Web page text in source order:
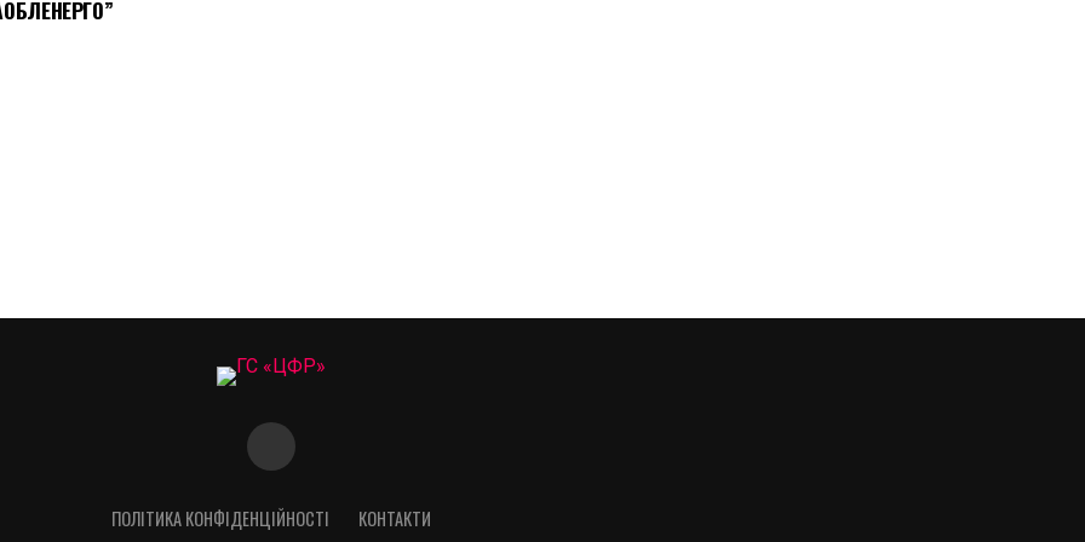
ПОЛІТИКА КОНФІДЕНЦІЙНОСТІ КОНТАКТИ